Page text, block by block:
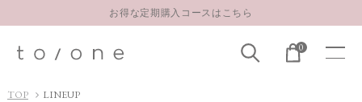
お得な定期購入コースはこちら
【重要】お盆期間中のお問い合わせと商品配送に関しまして
0
TOP LINEUP